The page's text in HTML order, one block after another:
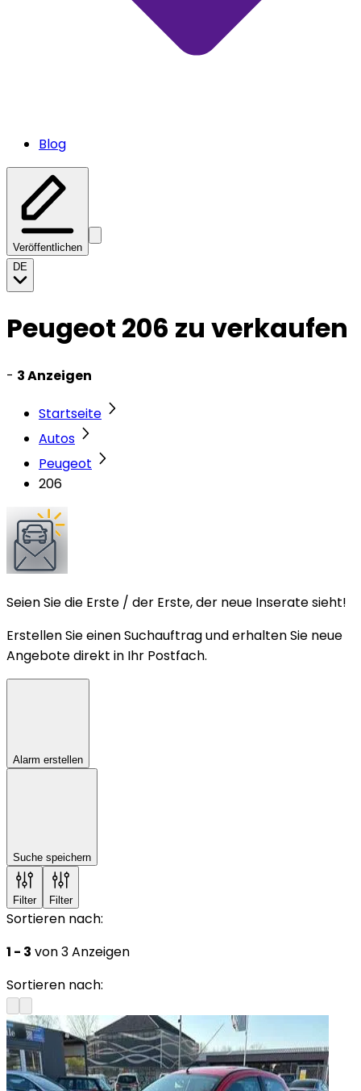
Blog
Veröffentlichen
DE
Peugeot 206 zu verkaufen
- 3 Anzeigen
Startseite
Autos
Peugeot
206
Seien Sie die Erste / der Erste, der neue Inserate sieht!
Erstellen Sie einen Suchauftrag und erhalten Sie neue
Angebote direkt in Ihr Postfach.
Alarm erstellen
Suche speichern
Filter Filter
Sortieren nach:
1 - 3 von 3 Anzeigen
Sortieren nach: